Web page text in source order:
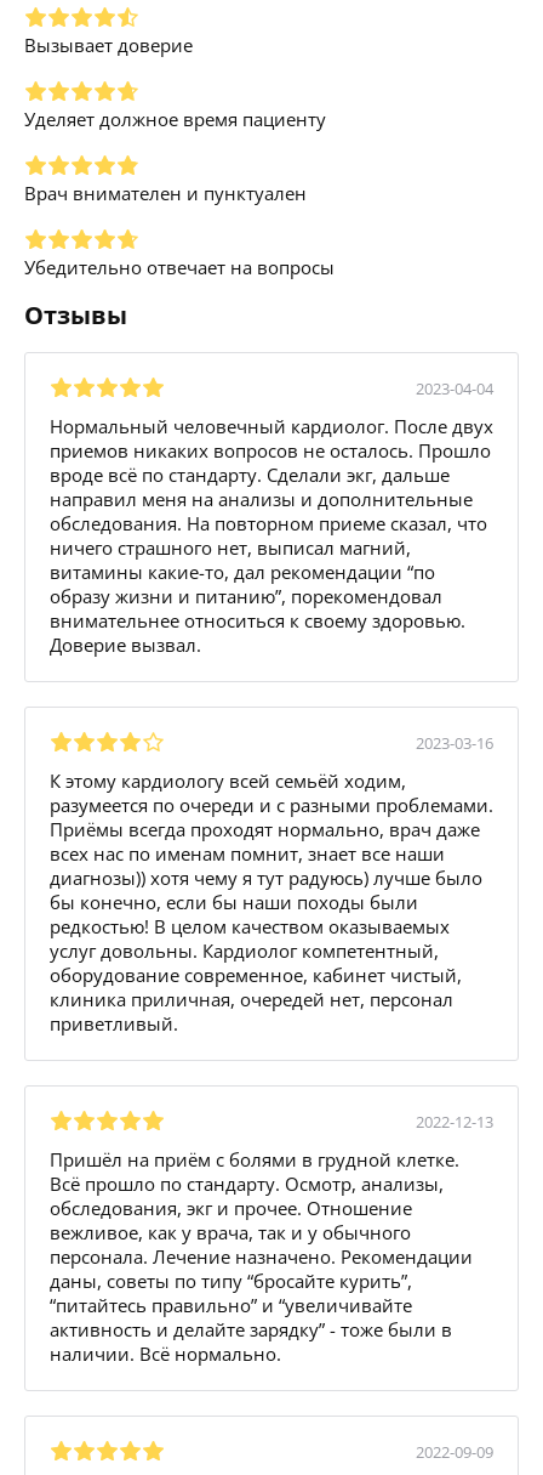
Вызывает доверие
Уделяет должное время пациенту
Врач внимателен и пунктуален
Убедительно отвечает на вопросы
Отзывы
2023-04-04
Нормальный человечный кардиолог. После двух
приемов никаких вопросов не осталось. Прошло
вроде всё по стандарту. Сделали экг, дальше
направил меня на анализы и дополнительные
обследования. На повторном приеме сказал, что
ничего страшного нет, выписал магний,
витамины какие-то, дал рекомендации “по
образу жизни и питанию”, порекомендовал
внимательнее относиться к своему здоровью.
Доверие вызвал.
2023-03-16
К этому кардиологу всей семьёй ходим,
разумеется по очереди и с разными проблемами.
Приёмы всегда проходят нормально, врач даже
всех нас по именам помнит, знает все наши
диагнозы)) хотя чему я тут радуюсь) лучше было
бы конечно, если бы наши походы были
редкостью! В целом качеством оказываемых
услуг довольны. Кардиолог компетентный,
оборудование современное, кабинет чистый,
клиника приличная, очередей нет, персонал
приветливый.
2022-12-13
Пришёл на приём с болями в грудной клетке.
Всё прошло по стандарту. Осмотр, анализы,
обследования, экг и прочее. Отношение
вежливое, как у врача, так и у обычного
персонала. Лечение назначено. Рекомендации
даны, советы по типу “бросайте курить”,
“питайтесь правильно” и “увеличивайте
активность и делайте зарядку” - тоже были в
наличии. Всё нормально.
2022-09-09